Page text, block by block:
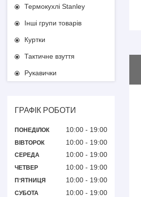
Термокухлі Stanley
Інші групи товарів
Куртки
Тактичне взуття
Рукавички
ГРАФІК РОБОТИ
ПОНЕДІЛОК 10:00 19:00
ВІВТОРОК 10:00 19:00
СЕРЕДА 10:00 19:00
ЧЕТВЕР 10:00 19:00
ПʼЯТНИЦЯ 10:00 19:00
СУБОТА 10:00 19:00